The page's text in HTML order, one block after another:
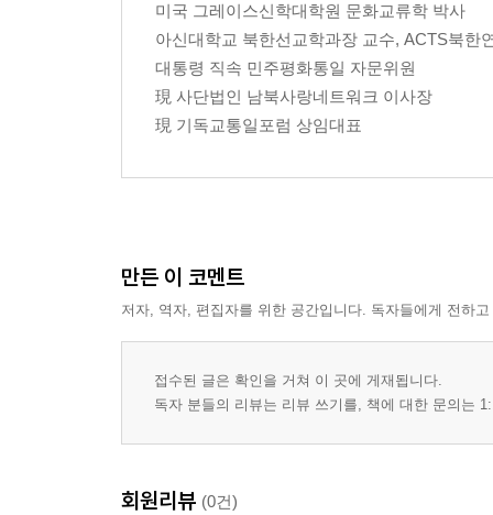
미국 그레이스신학대학원 문화교류학 박사
아신대학교 북한선교학과장 교수, ACTS북한
대통령 직속 민주평화통일 자문위원
現 사단법인 남북사랑네트워크 이사장
現 기독교통일포럼 상임대표
만든 이 코멘트
저자, 역자, 편집자를 위한 공간입니다. 독자들에게 전하
접수된 글은 확인을 거쳐 이 곳에 게재됩니다.
독자 분들의 리뷰는 리뷰 쓰기를, 책에 대한 문의는
회원리뷰 (0건)